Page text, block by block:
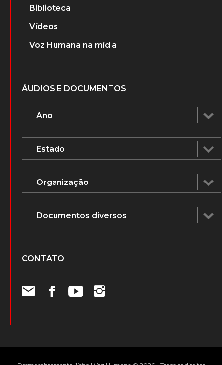
Biblioteca
Vídeos
Voz Humana na mídia
ÁUDIOS E DOCUMENTOS
CONTATO